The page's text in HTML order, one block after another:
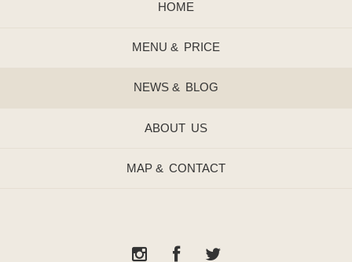
HOME
MENU & PRICE
NEWS & BLOG
ABOUT US
MAP & CONTACT